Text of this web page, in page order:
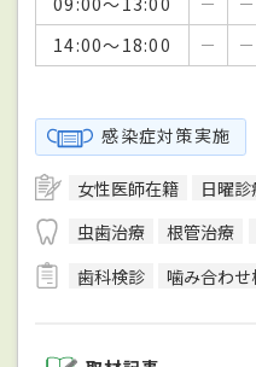
14:00～18:00
－ －
感染症対策実施
女性医師在籍 日曜診
虫歯治療
根管治療
歯科検診
噛み合わ